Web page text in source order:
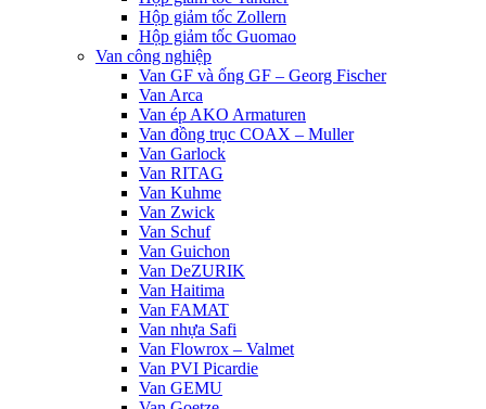
Hộp giảm tốc Zollern
Hộp giảm tốc Guomao
Van công nghiệp
Van GF và ống GF – Georg Fischer
Van Arca
Van ép AKO Armaturen
Van đồng trục COAX – Muller
Van Garlock
Van RITAG
Van Kuhme
Van Zwick
Van Schuf
Van Guichon
Van DeZURIK
Van Haitima
Van FAMAT
Van nhựa Safi
Van Flowrox – Valmet
Van PVI Picardie
Van GEMU